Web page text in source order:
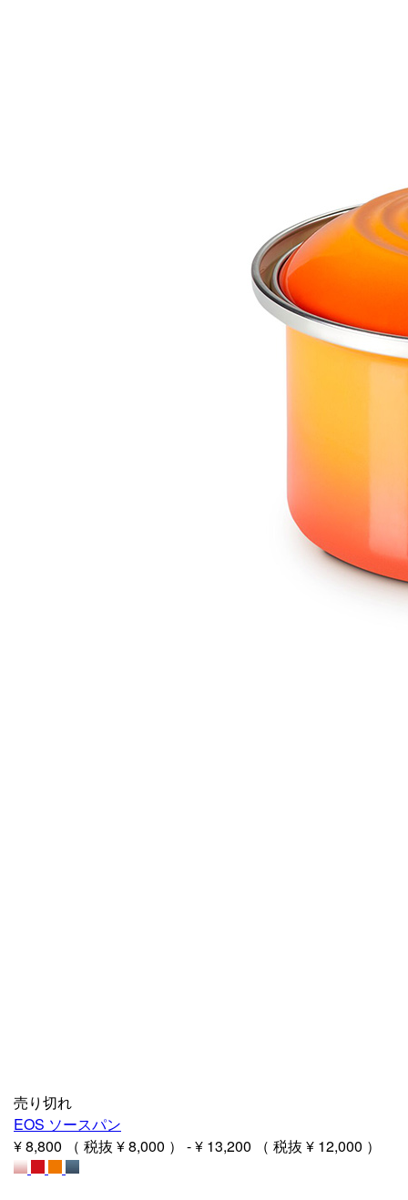
売り切れ
EOS ソースパン
¥ 8,800
（ 税抜 ¥ 8,000 ） -¥ 13,200 （ 税抜 ¥ 12,000 ）